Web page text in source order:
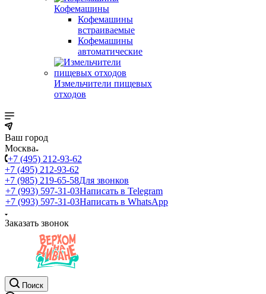
Кофемашины
Кофемашины
встраиваемые
Кофемашины
автоматические
Измельчители пищевых
отходов
Ваш город
Москва
+7 (495) 212-93-62
+7 (495) 212-93-62
+7 (985) 219-65-58Для звонков
+7 (993) 597-31-03Написать в Telegram
+7 (993) 597-31-03Написать в WhatsApp
Заказать звонок
Поиск